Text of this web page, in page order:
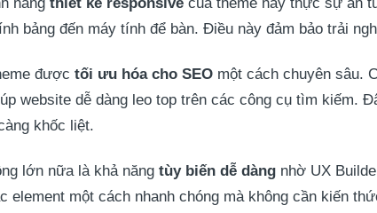
bảng đến máy tính để bàn. Điều này đảm bảo trải
được tối ưu hóa cho SEO một cách chuyên sâu.
website dễ dàng leo top trên các công cụ tìm kiếm.
khốc liệt.
lớn nữa là khả năng tùy biến dễ dàng nhờ UX
element một cách nhanh chóng mà không cần kiến